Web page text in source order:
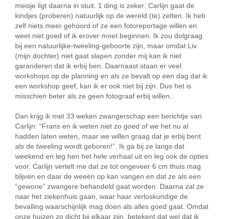
meisje ligt daarna in stuit. 1 ding is zeker: Carlijn gaat de
kindjes (proberen) natuurlijk op de wereld (te) zetten. Ik heb
zelf niets meer gehoord of ze een fotoreportage willen en
weet niet goed of ik erover moet beginnen. Ik zou dolgraag
bij een natuurlijke-tweeling-geboorte zijn, maar omdat Liv
(mijn dochter) niet gaat slapen zonder mij kan ik niet
garanderen dat ik erbij ben. Daarnaast staan er veel
workshops op de planning en als ze bevalt op een dag dat ik
een workshop geef, kan ik er ook niet bij zijn. Dus het is
misschien beter als ze geen fotograaf erbij willen..
Dan krijg ik met 33 weken zwangerschap een berichtje van
Carlijn: “Frans en ik weten niet zo goed of we het nu al
hadden laten weten, maar we willen graag dat je erbij bent
als de tweeling wordt geboren!”. Ik ga bij ze langs dat
weekend en leg hen het hele verhaal uit en leg ook de opties
voor. Carlijn vertelt me dat ze tot ongeveer 6 cm thuis mag
blijven en daar de weeën op kan vangen en dat ze als een
“gewone” zwangere behandeld gaat worden. Daarna zal ze
naar het ziekenhuis gaan, waar haar verloskundige de
bevalling waarschijnlijk mag doen als alles goed gaat. Omdat
onze huizen zo dicht bij elkaar zijn, betekent dat wel dat ik